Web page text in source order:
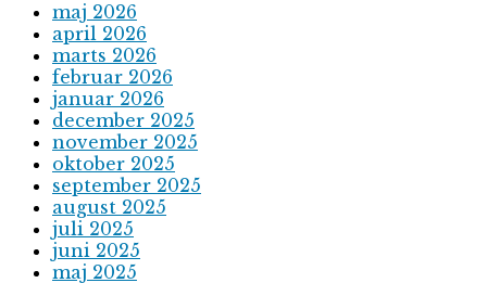
maj 2026
april 2026
marts 2026
februar 2026
januar 2026
december 2025
november 2025
oktober 2025
september 2025
august 2025
juli 2025
juni 2025
maj 2025